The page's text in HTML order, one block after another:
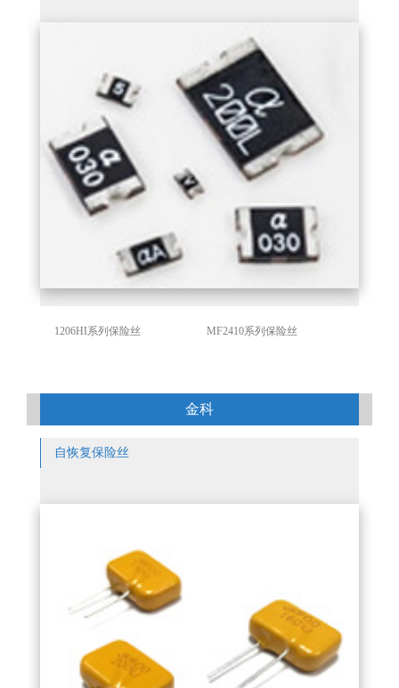
1206HI系列保险丝 MF2410系列保险丝
金科
自恢复保险丝